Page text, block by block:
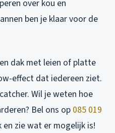
over kou en
ben je klaar voor de
dak met leien of platte
effect dat iedereen ziet.
Wil je weten hoe
Bel ons op 085 019
zie wat er mogelijk is!